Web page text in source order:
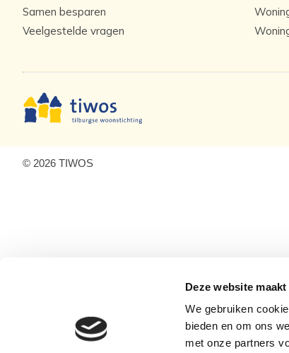
Deze website
We gebruiken
bieden en om ons
met onze partners
Samen besparen
Veelgestelde vragen
© 2026 TIWOS